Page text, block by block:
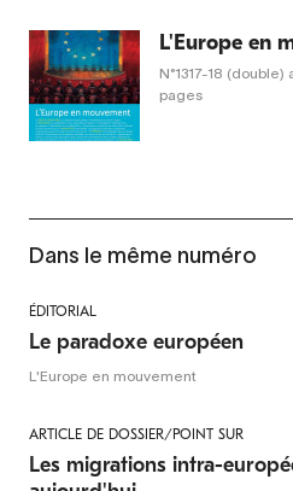
L'Europe en
N°1317-18 (double)
pages
Dans le même numéro
ÉDITORIAL
Le paradoxe européen
L'Europe en mouvement
ARTICLE DE DOSSIER/POINT SUR
Les migrations intra-